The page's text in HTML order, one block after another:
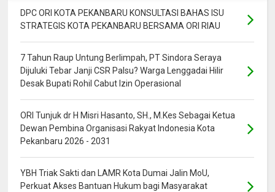
DPC ORI KOTA PEKANBARU KONSULTASI BAHAS ISU
STRATEGIS KOTA PEKANBARU BERSAMA ORI RIAU
7 Tahun Raup Untung Berlimpah, PT Sindora Seraya
Dijuluki Tebar Janji CSR Palsu? Warga Lenggadai Hilir
Desak Bupati Rohil Cabut Izin Operasional
ORI Tunjuk dr H Misri Hasanto, SH., M.Kes Sebagai Ketua
Dewan Pembina Organisasi Rakyat Indonesia Kota
Pekanbaru 2026 - 2031
YBH Triak Sakti dan LAMR Kota Dumai Jalin MoU,
Perkuat Akses Bantuan Hukum bagi Masyarakat